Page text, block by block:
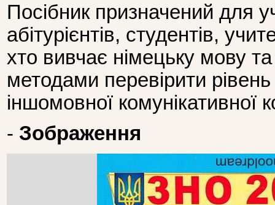
Посібник призначений для
абітурієнтів, студентів,
хто вивчає німецьку мову
методами перевірити
іншомовної комунікативної
- Зображення